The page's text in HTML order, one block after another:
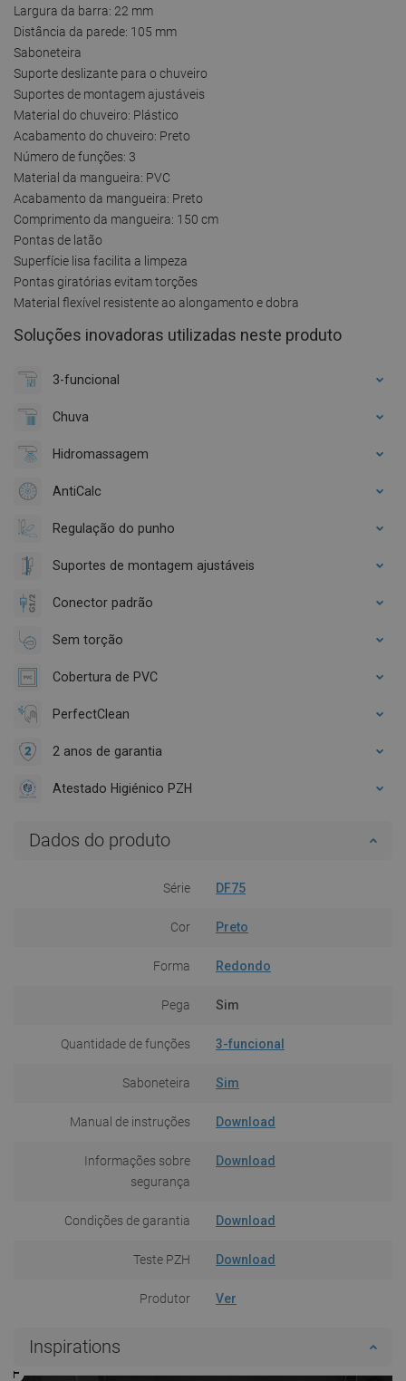
Largura da barra: 22 mm
Distância da parede: 105 mm
Saboneteira
Suporte deslizante para o chuveiro
Suportes de montagem ajustáveis
Material do chuveiro: Plástico
Acabamento do chuveiro: Preto
Número de funções: 3
Material da mangueira: PVC
Acabamento da mangueira: Preto
Comprimento da mangueira: 150 cm
Pontas de latão
Superfície lisa facilita a limpeza
Pontas giratórias evitam torções
Material flexível resistente ao alongamento e dobra
Soluções inovadoras utilizadas neste produto
3-funcional
Chuva
Hidromassagem
AntiCalc
Regulação do punho
Suportes de montagem ajustáveis
Conector padrão
Sem torção
Cobertura de PVC
PerfectClean
2 anos de garantia
Atestado Higiénico PZH
Dados do produto
Série DF75
Cor Preto
Forma Redondo
Pega Sim
Quantidade de funções 3-funcional
Saboneteira Sim
Manual de instruções Download
Informações sobre
segurança
Download
Condições de garantia Download
Teste PZH Download
Produtor Ver
Inspirations